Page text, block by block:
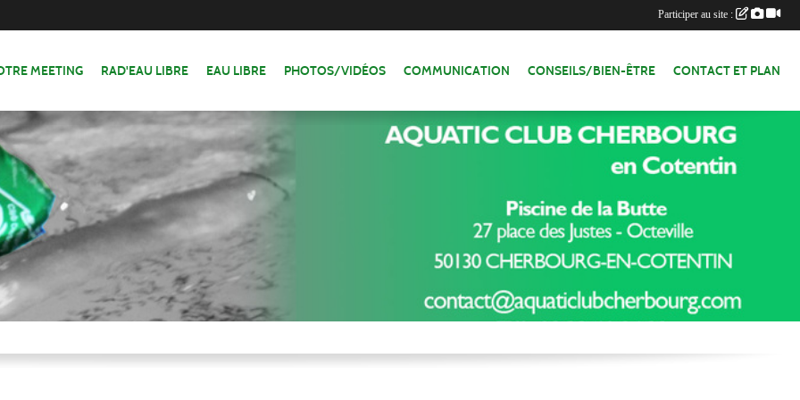
MEETING RAD'EAU LIBRE EAU LIBRE PHOTOS/VIDÉOS COMMUNICATION CONSEILS/BIEN-ÊTRE CONTACT ET PLAN
Participer au site :